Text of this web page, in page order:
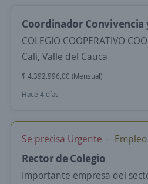
Coordinador Convivencia
COLEGIO COOPERATIVO
Cali, Valle del Cauca
$ 4.392.996,00 (Mensual)
Hace 4 días
Se precisa Urgente
Rector de Colegio
Importante empresa del